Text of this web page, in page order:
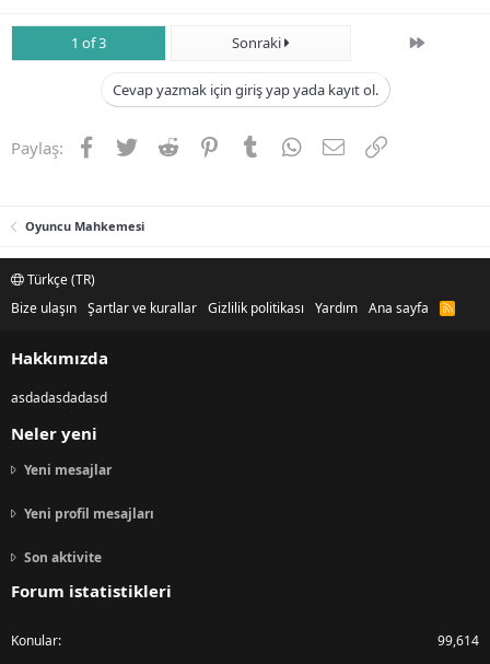
1 of 3 Sonraki Son
Cevap yazmak için giriş yap yada kayıt ol.
Paylaş: Facebook
TwitterReddit PinterestTumblrWhatsApp
E-postaLink
Oyuncu Mahkemesi
Türkçe (TR)
Bize ulaşın Şartlar ve kurallar Gizlilik politikası Yardım Ana sayfa
R
S
Hakkımızda
asdadasdadasd
Neler yeni
Yeni mesajlar
Yeni profil mesajları
Son aktivite
Forum istatistikleri
Konular 99,614